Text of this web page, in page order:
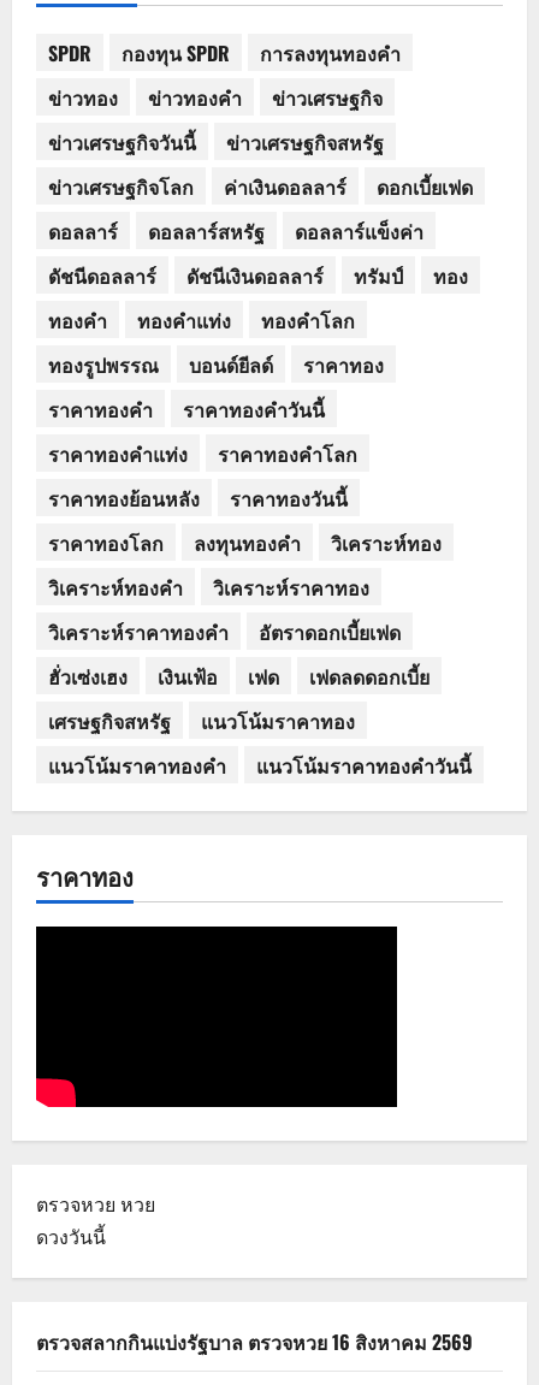
SPDR กองทุน SPDR
การลงทุนทองคำ
ข่าวทอง
ข่าวทองคำ
ข่าวเศรษฐกิจ
ข่าวเศรษฐกิจวันนี้
ข่าวเศรษฐกิจสหรัฐ
ข่าวเศรษฐกิจโลก
ค่าเงินดอลลาร์
ดอกเบี้ยเฟด
ดอลลาร์
ดอลลาร์สหรัฐ
ดอลลาร์แข็งค่า
ดัชนีดอลลาร์
ดัชนีเงินดอลลาร์ ทรัมป์
ทอง
ทองคำ
ทองคำแท่ง
ทองคำโลก
ทองรูปพรรณ
บอนด์ยีลด์
ราคาทอง
ราคาทองคำ
ราคาทองคำวันนี้
ราคาทองคำแท่ง
ราคาทองคำโลก
ราคาทองย้อนหลัง
ราคาทองวันนี้
ราคาทองโลก
ลงทุนทองคำ
วิเคราะห์ทอง
วิเคราะห์ทองคำ
วิเคราะห์ราคาทอง
วิเคราะห์ราคาทองคำ
อัตราดอกเบี้ยเฟด
ฮั่วเซ่งเฮง
เงินเฟ้อ เฟด
เฟดลดดอกเบี้ย
เศรษฐกิจสหรัฐ
แนวโน้มราคาทอง
แนวโน้มราคาทองคำ
แนวโน้มราคาทองคำวันนี้
ราคาทอง
ตรวจหวย หวย
ดวงวันนี้
ตรวจสลากกินแบ่งรัฐบาล ตรวจหวย 16 สิงหาคม 2569